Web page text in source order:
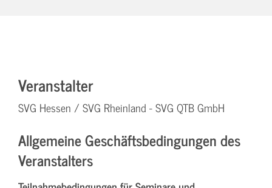
Veranstalter
SVG Hessen / SVG Rheinland - SVG QTB GmbH
Allgemeine Geschäftsbedingungen des
Veranstalters